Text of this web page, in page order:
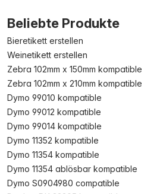
Beliebte Produkte
Bieretikett erstellen
Weinetikett erstellen
Zebra 102mm x 150mm kompatible
Zebra 102mm x 210mm kompatible
Dymo 99010 kompatible
Dymo 99012 kompatible
Dymo 99014 kompatible
Dymo 11352 kompatible
Dymo 11354 kompatible
Dymo 11354 ablösbar kompatible
Dymo S0904980 compatible